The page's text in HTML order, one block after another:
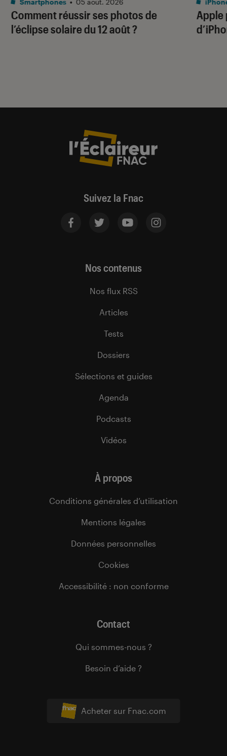
Comment réussir ses photos de
l’éclipse solaire du 12 août ?
Apple
Suivez la Fnac
Acheter sur Fnac.com
Nos contenus
Nos flux RSS
Articles
Tests
Dossiers
Sélections et guides
Agenda
Podcasts
Vidéos
À propos
Conditions générales d’utilisation
Mentions légales
Données personnelles
Cookies
Accessibilité : non conforme
Contact
Qui sommes-nous ?
Besoin d’aide ?